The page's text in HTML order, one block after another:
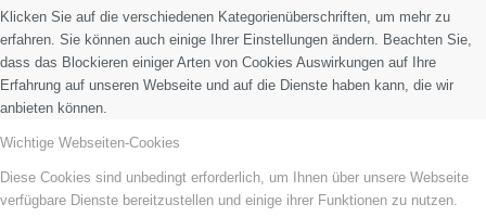
Klicken Sie auf die verschiedenen Kategorienüberschriften, um mehr zu
erfahren. Sie können auch einige Ihrer Einstellungen ändern. Beachten Sie,
dass das Blockieren einiger Arten von Cookies Auswirkungen auf Ihre
Erfahrung auf unseren Webseite und auf die Dienste haben kann, die wir
anbieten können.
Wichtige Webseiten-Cookies
Diese Cookies sind unbedingt erforderlich, um Ihnen über unsere Webseite
verfügbare Dienste bereitzustellen und einige ihrer Funktionen zu nutzen.